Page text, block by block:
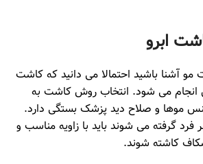
ابرو
آشنا باشید احتمالا می دانید که کاشت
انجام می شود. انتخاب روش کاشت به
موها و صلاح دید پزشک بستگی دارد.
گرفته می شوند باید با زاویه مناسب و
کاشته شوند.